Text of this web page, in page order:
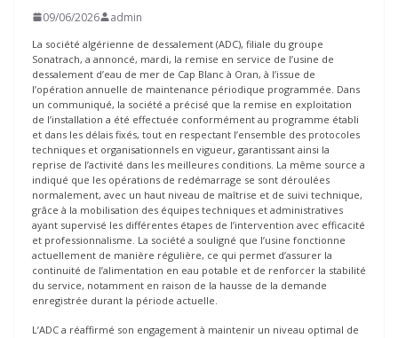
09/06/2026 admin
La société algérienne de dessalement (ADC), filiale du groupe
Sonatrach, a annoncé, mardi, la remise en service de l’usine de
dessalement d’eau de mer de Cap Blanc à Oran, à l’issue de
l’opération annuelle de maintenance périodique programmée. Dans
un communiqué, la société a précisé que la remise en exploitation
de l’installation a été effectuée conformément au programme établi
et dans les délais fixés, tout en respectant l’ensemble des protocoles
techniques et organisationnels en vigueur, garantissant ainsi la
reprise de l’activité dans les meilleures conditions. La même source a
indiqué que les opérations de redémarrage se sont déroulées
normalement, avec un haut niveau de maîtrise et de suivi technique,
grâce à la mobilisation des équipes techniques et administratives
ayant supervisé les différentes étapes de l’intervention avec efficacité
et professionnalisme. La société a souligné que l’usine fonctionne
actuellement de manière régulière, ce qui permet d’assurer la
continuité de l’alimentation en eau potable et de renforcer la stabilité
du service, notamment en raison de la hausse de la demande
enregistrée durant la période actuelle.
L’ADC a réaffirmé son engagement à maintenir un niveau optimal de